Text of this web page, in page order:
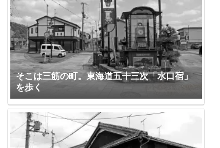
そこは三筋の町。東海道五十三次「水口宿」
を歩く